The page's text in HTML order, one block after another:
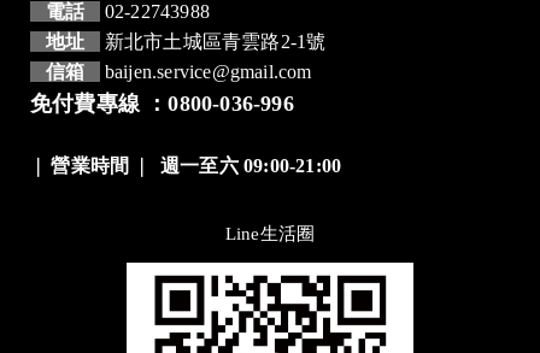
電話
02-22743988
地址
新北市土城區青雲路2-1號
信箱
baijen.service@gmail.com
免付費專線 ：0800-036-996
營業時間 ❘週一至六 09:00-21:00
Line生活圈